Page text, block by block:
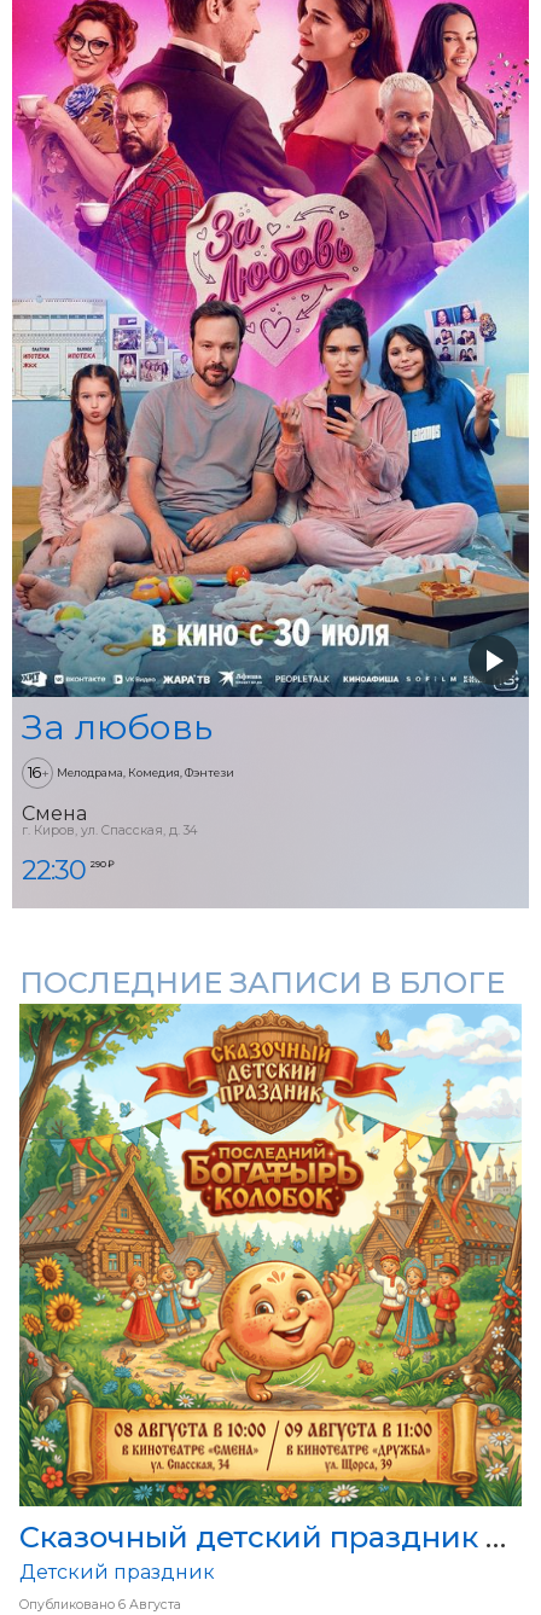
За любовь
16+ Мелодрама, Комедия, Фэнтези
Смена
г. Киров, ул. Спасская, д. 34
22:30 290 ₽
ПОСЛЕДНИЕ ЗАПИСИ В БЛОГЕ
Сказочный детский праздник в Смене! 8 и 9 августа
Опубликовано 6 Августа
Детский праздник